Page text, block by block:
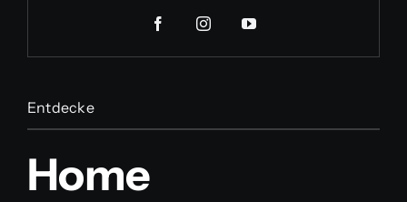
Entdecke
Home